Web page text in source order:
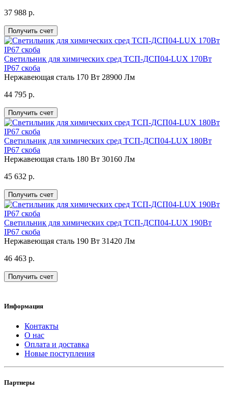
37 988 р.
Получить счет
Светильник для химических сред ТСП-ДСП04-LUX 170Вт
IP67 скоба
Нержавеющая сталь 170 Вт 28900 Лм
44 795 р.
Получить счет
Светильник для химических сред ТСП-ДСП04-LUX 180Вт
IP67 скоба
Нержавеющая сталь 180 Вт 30160 Лм
45 632 р.
Получить счет
Светильник для химических сред ТСП-ДСП04-LUX 190Вт
IP67 скоба
Нержавеющая сталь 190 Вт 31420 Лм
46 463 р.
Получить счет
Информация
Контакты
О нас
Оплата и доставка
Новые поступления
Партнеры